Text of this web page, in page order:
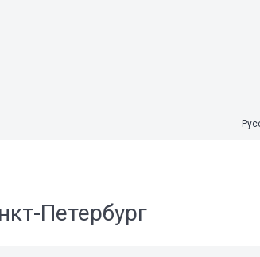
Петербург